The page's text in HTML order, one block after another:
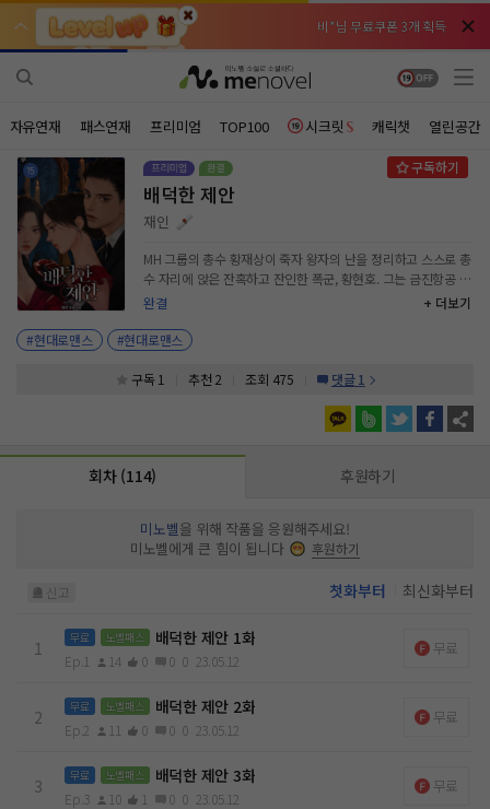
비*님 무료쿠폰 3개 획득
비*님 무료쿠폰 3개 획득
천***님 배지뽑기권 3개 획득
천***님 배지뽑기권 3개 획득
주*님 배지뽑기권 1개 획득
주*님 배지뽑기권 1개 획득
레*님 무료쿠폰 4개 획득
레*님 무료쿠폰 4개 획득
인*님 레어뽑기권 1개 획득
인*님 레어뽑기권 1개 획득
자유연재 패스연재 프리미엄 TOP100 시크릿 캐릭챗 열린공간
배덕한 제안
재인
완결
MH 그룹의 총수 황재상이 죽자 왕자의 난을 정리하고 스스로 총
수 자리에 앉은 잔혹하고 잔인한 폭군, 황현호. 그는 금진항공 인
수를 위해 아버지의 숨겨진 사생아인 채희를 찾아간다. “넌 금진
했으니까 말이야.” 현호의 명으로 채희는 금진항공 외아들과 결
혼하지만, 남편과 그의 내연녀의 계략에 휘말려 아동 납치범이라
는 억울한 누명을 쓴다. “도와줘요. 나 정말….” “내가 왜 그래야
항공사를 놓쳐서 내가 놓친 금액. 넌 내게 3조의 가치가 있나? 아
니, 넌 내게 3조는커녕 3원의 가치도 없어.” 유일한 동아줄이던
현호마저 냉랭하게 외면한 그날, 채희는 의문의 살해를 당한다.
“이, 이게 뭐야? 내가 왜 여기에 있지?” 그러나 다시 눈을 뜬 채
한 제안을 해서라도. “나와 결혼해요. 그럼 내가 그 회사 당신 발
아래에 가져다줄게요. 기한은 일 년이에요. 그 후엔 이혼해요.”
그 갑옷을 입고 나는 반드시 이 싸움에서 이길 거야. 두고 봐. 다
덕한 제안인데….” 하지만 이 남자의 등에 올라타서 과연 버틸
수 있을까? 목줄을… 잡을 수 있을까?
+ 더보기
#현대로맨스
#현대로맨스
구독 1 추천 2 조회 475 댓글 1
회차 (114) 후원하기
미노벨을 위해 작품을 응원해주세요!
미노벨에게 큰 힘이 됩니다
후원하기
신고 첫화부터 최신화부터
1
무료 노벨패스 배덕한 제안 1화
Ep.1 14 0 0 0 23.05.12
무료
2
무료 노벨패스 배덕한 제안 2화
Ep.2 11 0 0 0 23.05.12
무료
3
무료 노벨패스 배덕한 제안 3화
Ep.3 10 1 0 0 23.05.12
무료